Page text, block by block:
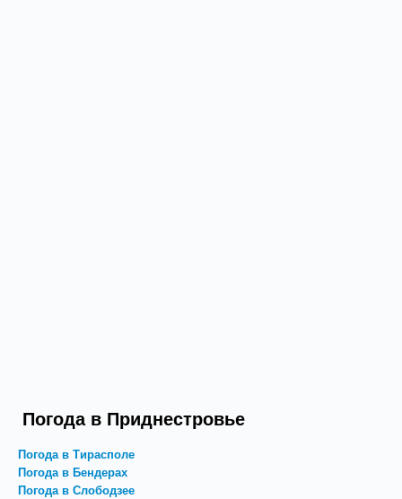
Погода в Приднестровье
Погода в Тирасполе
Погода в Бендерах
Погода в Слободзее